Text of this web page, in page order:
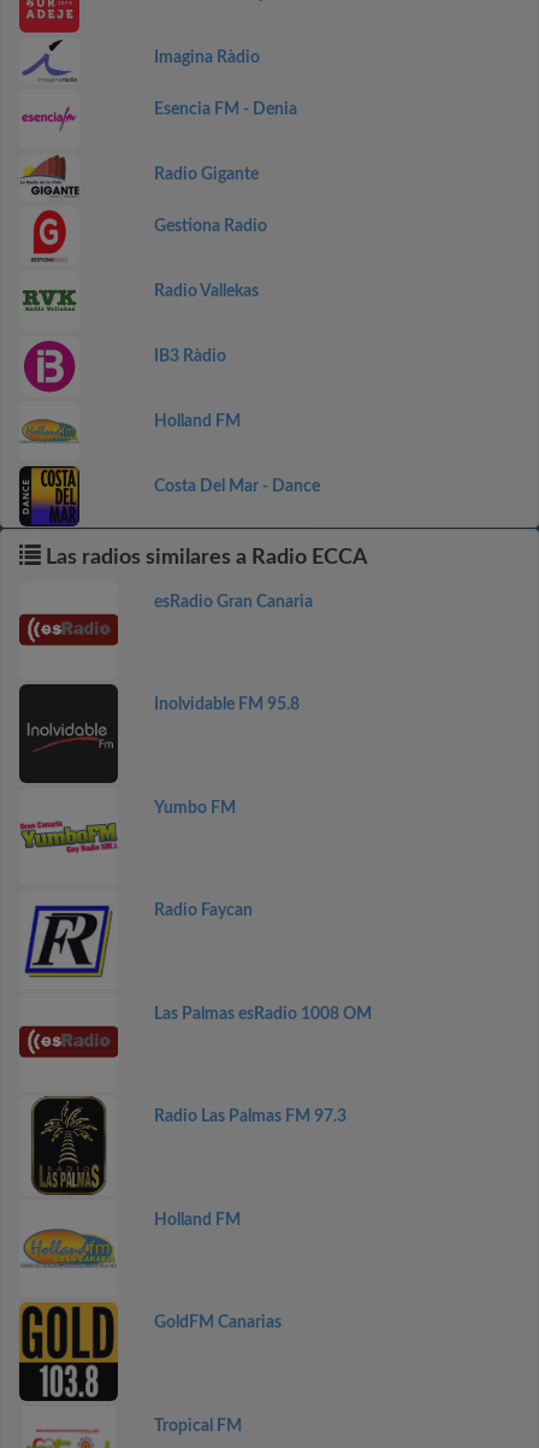
Imagina Ràdio
Esencia FM - Denia
Radio Gigante
Gestiona Radio
Radio Vallekas
IB3 Ràdio
Holland FM
Costa Del Mar - Dance
Las radios similares a Radio ECCA
esRadio Gran Canaria
Inolvidable FM 95.8
Yumbo FM
Radio Faycan
Las Palmas esRadio 1008 OM
Radio Las Palmas FM 97.3
Holland FM
GoldFM Canarias
Tropical FM